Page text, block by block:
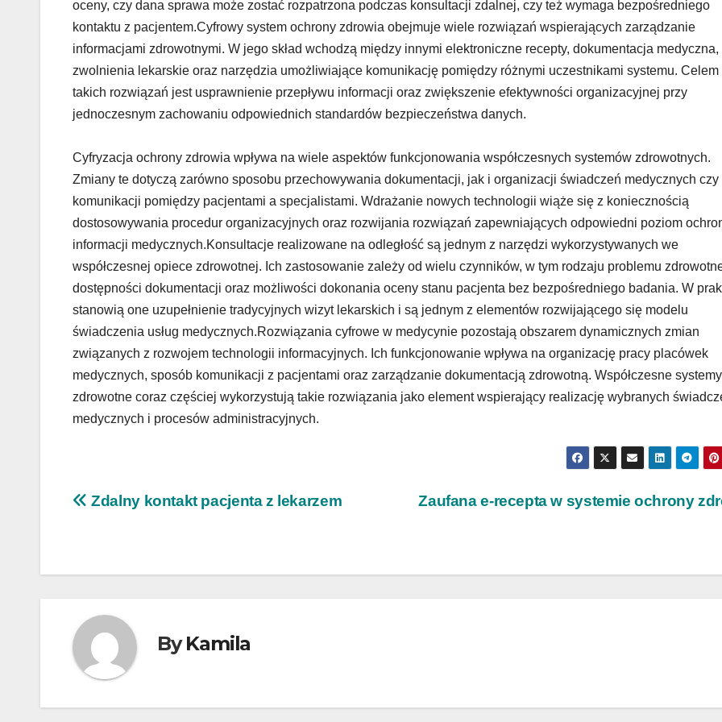
oceny, czy dana sprawa może zostać rozpatrzona podczas konsultacji zdalnej, czy też wymaga bezpośredniego
kontaktu z pacjentem.Cyfrowy system ochrony zdrowia obejmuje wiele rozwiązań wspierających zarządzanie
informacjami zdrowotnymi. W jego skład wchodzą między innymi elektroniczne recepty, dokumentacja medyczna,
zwolnienia lekarskie oraz narzędzia umożliwiające komunikację pomiędzy różnymi uczestnikami systemu. Celem
takich rozwiązań jest usprawnienie przepływu informacji oraz zwiększenie efektywności organizacyjnej przy
jednoczesnym zachowaniu odpowiednich standardów bezpieczeństwa danych.
Cyfryzacja ochrony zdrowia wpływa na wiele aspektów funkcjonowania współczesnych systemów zdrowotnych.
Zmiany te dotyczą zarówno sposobu przechowywania dokumentacji, jak i organizacji świadczeń medycznych czy
komunikacji pomiędzy pacjentami a specjalistami. Wdrażanie nowych technologii wiąże się z koniecznością
dostosowywania procedur organizacyjnych oraz rozwijania rozwiązań zapewniających odpowiedni poziom
informacji medycznych.Konsultacje realizowane na odległość są jednym z narzędzi wykorzystywanych we
współczesnej opiece zdrowotnej. Ich zastosowanie zależy od wielu czynników, w tym rodzaju problemu
dostępności dokumentacji oraz możliwości dokonania oceny stanu pacjenta bez bezpośredniego badania. W
stanowią one uzupełnienie tradycyjnych wizyt lekarskich i są jednym z elementów rozwijającego się modelu
świadczenia usług medycznych.Rozwiązania cyfrowe w medycynie pozostają obszarem dynamicznych zmian
związanych z rozwojem technologii informacyjnych. Ich funkcjonowanie wpływa na organizację pracy placówek
medycznych, sposób komunikacji z pacjentami oraz zarządzanie dokumentacją zdrowotną. Współczesne systemy
zdrowotne coraz częściej wykorzystują takie rozwiązania jako element wspierający realizację wybranych
medycznych i procesów administracyjnych.
Nawigacja
Zaufana e-recepta w systemie ochrony
Zdalny kontakt pacjenta z lekarzem
ByKamila